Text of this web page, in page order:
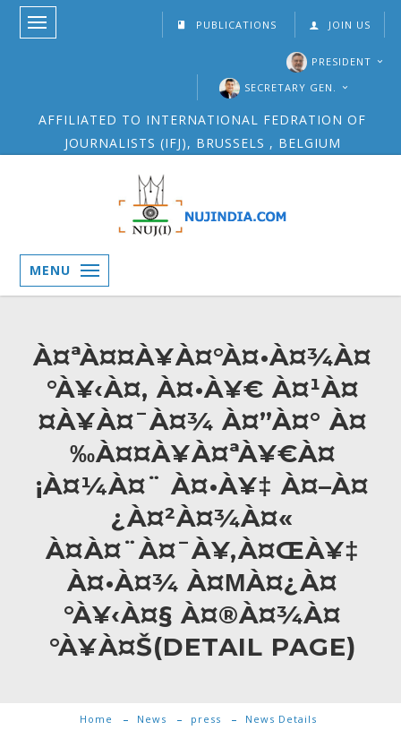
PUBLICATIONS JOIN US
PRESIDENT
SECRETARY GEN.
AFFILIATED TO INTERNATIONAL FEDRATION OF
JOURNALISTS (IFJ), BRUSSELS , BELGIUM
MENU
À¤ªÀ¤¤À¥À¤°À¤•À¤¾À¤
°À¥‹À¤‚ À¤•À¥€ À¤¹À¤
¤À¥À¤¯À¤¾ À¤”À¤° À¤
‰À¤¤À¥À¤ªÀ¥€À¤
¡À¤¼À¤¨ À¤•À¥‡ À¤–À¤
¿À¤²À¤¾À¤«
À¤À¤¨À¤¯À¥‚À¤ŒÀ¥‡
À¤•À¤¾ À¤ΜÀ¤¿À¤
°À¥‹À¤§ À¤®À¤¾À¤
°À¥À¤Š(DETAIL PAGE)
Home News press News Details